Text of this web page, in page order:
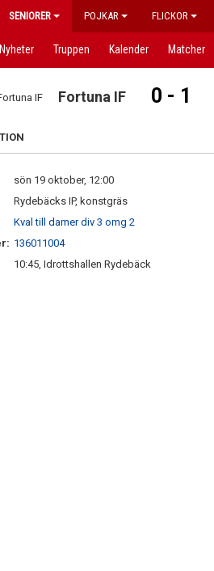
SENIORER POJKAR FLICKOR
Nyheter Truppen Kalender Matcher
Fortuna IF 0 - 1
sön 19 oktober, 12:00
Rydebäcks IP, konstgräs
Kval till damer div 3 omg 2
136011004
10:45, Idrottshallen Rydebäck